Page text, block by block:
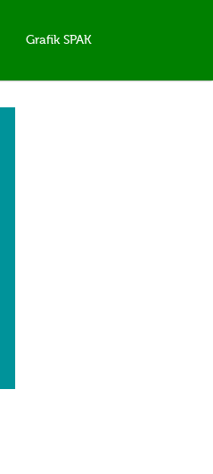
Grafik SPAK